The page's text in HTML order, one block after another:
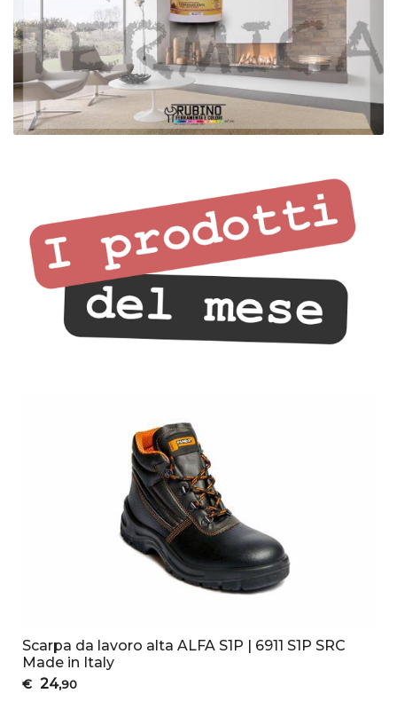
Scarpa da lavoro alta ALFA S1P | 6911 S1P SRC
Made in Italy
€ 24,90